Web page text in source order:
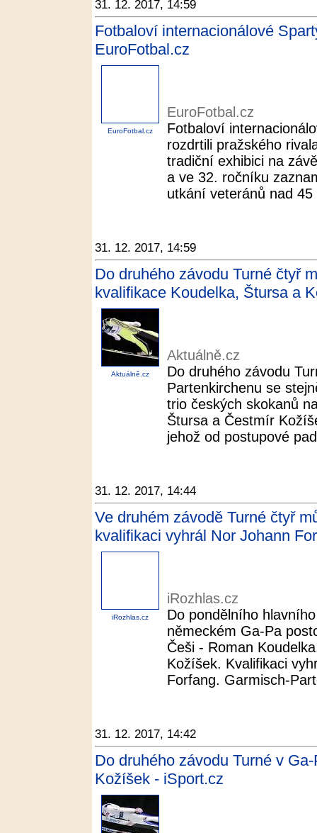
31. 12. 2017, 14:59
Fotbaloví internacionálové
EuroFotbal.cz
EuroFotbal.cz
EuroFotbal.cz
Fotbaloví
rozdrtili pražského
tradiční exhibici na
a ve 32. ročníku
utkání veteránů nad
31. 12. 2017, 14:59
Do druhého závodu Turné čtyř
kvalifikace Koudelka, Štursa a
Aktuálně.cz
Aktuálně.cz
Do druhého závodu
Partenkirchenu se
trio českých skokanů
Štursa a Čestmír
jehož od postupové
31. 12. 2017, 14:44
Ve druhém závodě Turné čtyř
kvalifikaci vyhrál Nor Johann
iRozhlas.cz
iRozhlas.cz
Do pondělního
německém Ga-Pa
Češi - Roman
Kožíšek. Kvalifikaci
Forfang. Garmisch-
31. 12. 2017, 14:42
Do druhého závodu Turné v
Kožíšek - iSport.cz